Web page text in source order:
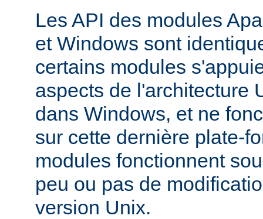
Les API des modules
et Windows sont
certains modules
aspects de l'architecture
dans Windows, et ne
sur cette dernière plate-
modules fonctionnent
peu ou pas de
version Unix.